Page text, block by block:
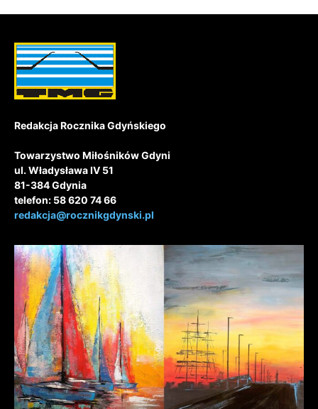
Redakcja Rocznika Gdyńskiego
Towarzystwo Miłośników Gdyni
ul. Władysława IV 51
81-384 Gdynia
telefon: 58 620 74 66
redakcja@rocznikgdynski.pl